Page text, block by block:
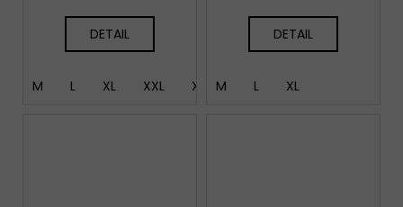
DETAIL
M L XL XXL XXXL
DETAIL
M L XL